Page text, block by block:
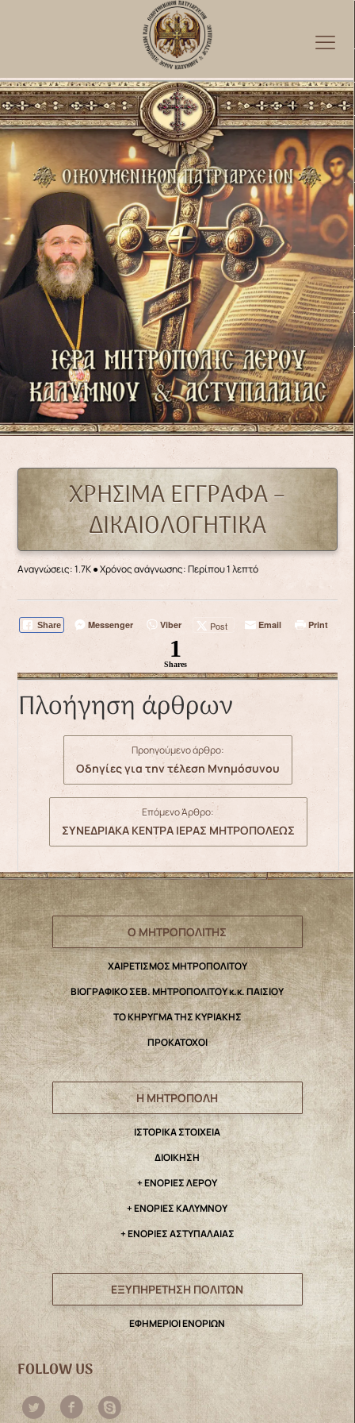
ΧΡΗΣΙΜΑ ΕΓΓΡΑΦΑ –
ΔΙΚΑΙΟΛΟΓΗΤΙΚΑ
Αναγνώσεις: 1.7K● Χρόνος ανάγνωσης: Περίπου 1 λεπτό
Share Messenger Viber Post Email Print
1
Shares
Πλοήγηση άρθρων
Προηγούμενο άρθρο:
Οδηγίες για την τέλεση Μνημόσυνου
Επόμενο Άρθρο:
ΣΥΝΕΔΡΙΑΚΑ ΚΕΝΤΡΑ ΙΕΡΑΣ ΜΗΤΡΟΠΟΛΕΩΣ
Ο ΜΗΤΡΟΠΟΛΙΤΗΣ
ΧΑΙΡΕΤΙΣΜΟΣ ΜΗΤΡΟΠΟΛΙΤΟΥ
ΒΙΟΓΡΑΦΙΚΟ ΣΕΒ. ΜΗΤΡΟΠΟΛΙΤΟΥ κ.κ. ΠΑΙΣΙΟΥ
ΤΟ ΚΗΡΥΓΜΑ ΤΗΣ ΚΥΡΙΑΚΗΣ
ΠΡΟΚΑΤΟΧΟΙ
Η ΜΗΤΡΟΠΟΛΗ
IΣΤΟΡΙΚΑ ΣΤΟΙΧΕΙΑ
ΔΙΟΙΚΗΣΗ
+ ΕΝΟΡΙΕΣ ΛΕΡΟΥ
+ ΕΝΟΡΙΕΣ ΚΑΛΥΜΝΟΥ
+ ΕΝΟΡΙΕΣ ΑΣΤΥΠΑΛΑΙΑΣ
ΕΞΥΠΗΡΕΤΗΣΗ ΠΟΛΙΤΩΝ
ΕΦΗΜΕΡΙΟΙ ΕΝΟΡΙΩΝ
FOLLOW US